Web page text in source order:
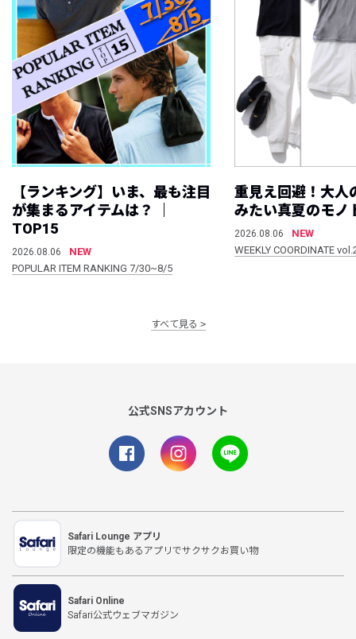
【ランキング】いま、最も注目
が集まるアイテムは？ ｜
TOP15
2026.08.06
NEW
POPULAR ITEM RANKING 7/30~8/5
重見え回避！大人
みたい真夏のモノ
2026.08.06
NEW
WEEKLY COORDINATE
すべて見る
公式SNSアカウント
Safari Lounge アプリ
限定の機能もあるアプリでサクサクお買い物
Safari Online
Safari公式ウェブマガジン